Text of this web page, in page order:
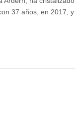
37 años, en 2017, y